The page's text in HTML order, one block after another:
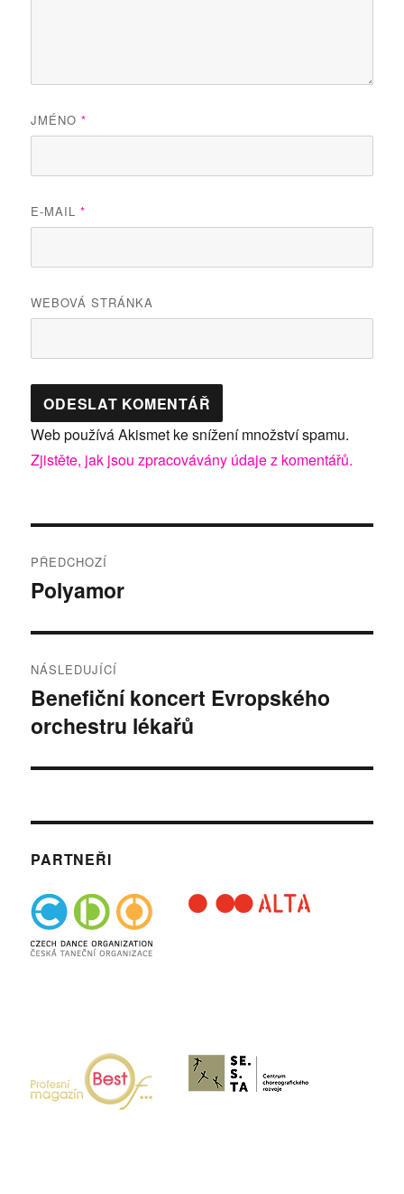
JMÉNO*
E-MAIL*
WEBOVÁ STRÁNKA
Web používá Akismet ke snížení množství spamu.
Zjistěte, jak jsou zpracovávány údaje z komentářů.
pro
PŘEDCHOZÍ
Předchozí
Polyamor
NÁSLEDUJÍCÍ
Následující
příspěvek:
Benefiční koncert Evropského
orchestru lékařů
PARTNEŘI